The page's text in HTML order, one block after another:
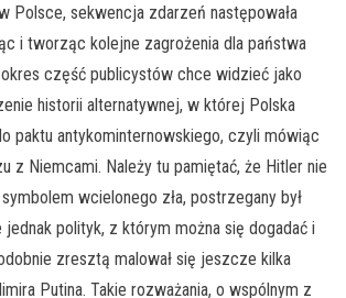
Polsce, sekwencja zdarzeń następowała
i tworząc kolejne zagrożenia dla państwa
część publicystów chce widzieć jako
historii alternatywnej, w której Polska
paktu antykominternowskiego, czyli mówiąc
z Niemcami. Należy tu pamiętać, że Hitler nie
wcielonego zła, postrzegany był
jednak polityk, z którym można się dogadać i
zresztą malował się jeszcze kilka
Putina. Takie rozważania, o wspólnym z